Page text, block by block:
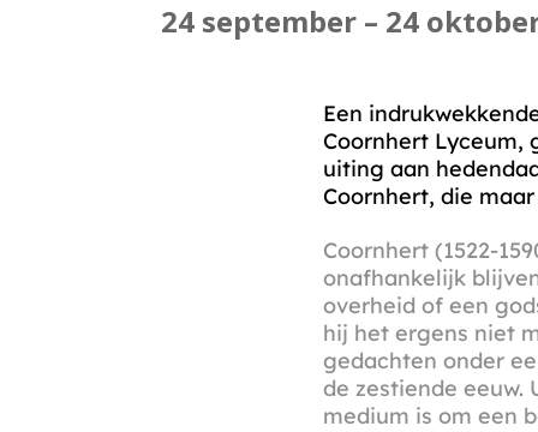
24 september – 24
Een
Coornhert Lyceum,
uiting aan
Coornhert, die
Coornhert (1522-
onafhankelijk
overheid of een
hij het ergens niet
gedachten onder
de zestiende
medium is om een